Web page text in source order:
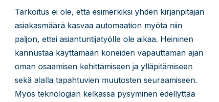
Tarkoitus ei ole, että esimerkiksi yhden kirjanpitäjän
asiakasmäärä kasvaa automaation myötä niin
paljon, ettei asiantuntijatyölle ole aikaa. Heininen
kannustaa käyttämään koneiden vapauttaman ajan
oman osaamisen kehittämiseen ja ylläpitämiseen
sekä alalla tapahtuvien muutosten seuraamiseen.
Myös teknologian kelkassa pysyminen edellyttää